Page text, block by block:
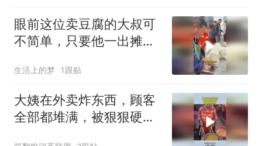
眼前这位卖豆腐的大叔可
不简单，只要他一出摊，
生活上的梦 1跟贴
大姨在外卖炸东西，顾客
全部都堆满，被狠狠硬控